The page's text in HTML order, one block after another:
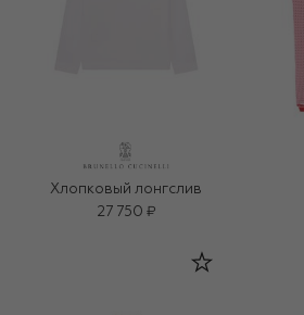
Хлопковый лонгслив
27 750 ₽